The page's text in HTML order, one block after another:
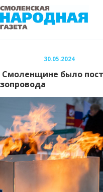
30.05.2024
Смоленщине было